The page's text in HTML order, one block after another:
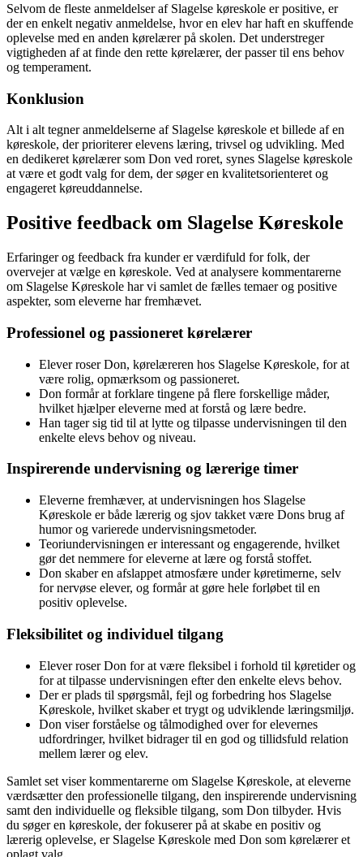
Selvom de fleste anmeldelser af Slagelse køreskole er positive, er
der en enkelt negativ anmeldelse, hvor en elev har haft en skuffende
oplevelse med en anden kørelærer på skolen. Det understreger
vigtigheden af at finde den rette kørelærer, der passer til ens behov
og temperament.
Konklusion
Alt i alt tegner anmeldelserne af Slagelse køreskole et billede af en
køreskole, der prioriterer elevens læring, trivsel og udvikling. Med
en dedikeret kørelærer som Don ved roret, synes Slagelse køreskole
at være et godt valg for dem, der søger en kvalitetsorienteret og
engageret køreuddannelse.
Positive feedback om Slagelse Køreskole
Erfaringer og feedback fra kunder er værdifuld for folk, der
overvejer at vælge en køreskole. Ved at analysere kommentarerne
om Slagelse Køreskole har vi samlet de fælles temaer og positive
aspekter, som eleverne har fremhævet.
Professionel og passioneret kørelærer
Elever roser Don, kørelæreren hos Slagelse Køreskole, for at
være rolig, opmærksom og passioneret.
Don formår at forklare tingene på flere forskellige måder,
hvilket hjælper eleverne med at forstå og lære bedre.
Han tager sig tid til at lytte og tilpasse undervisningen til den
enkelte elevs behov og niveau.
Inspirerende undervisning og lærerige timer
Eleverne fremhæver, at undervisningen hos Slagelse
Køreskole er både lærerig og sjov takket være Dons brug af
humor og varierede undervisningsmetoder.
Teoriundervisningen er interessant og engagerende, hvilket
gør det nemmere for eleverne at lære og forstå stoffet.
Don skaber en afslappet atmosfære under køretimerne, selv
for nervøse elever, og formår at gøre hele forløbet til en
positiv oplevelse.
Fleksibilitet og individuel tilgang
Elever roser Don for at være fleksibel i forhold til køretider og
for at tilpasse undervisningen efter den enkelte elevs behov.
Der er plads til spørgsmål, fejl og forbedring hos Slagelse
Køreskole, hvilket skaber et trygt og udviklende læringsmiljø.
Don viser forståelse og tålmodighed over for elevernes
udfordringer, hvilket bidrager til en god og tillidsfuld relation
mellem lærer og elev.
Samlet set viser kommentarerne om Slagelse Køreskole, at eleverne
værdsætter den professionelle tilgang, den inspirerende undervisning
samt den individuelle og fleksible tilgang, som Don tilbyder. Hvis
du søger en køreskole, der fokuserer på at skabe en positiv og
lærerig oplevelse, er Slagelse Køreskole med Don som kørelærer et
oplagt valg.